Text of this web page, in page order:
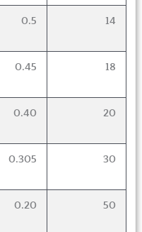
14
0.5
18
0.45
20
0.40
30
0.305
50
0.20